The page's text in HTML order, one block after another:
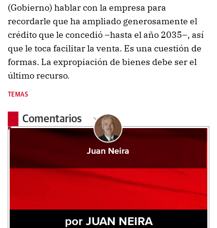
(Gobierno) hablar con la empresa para
recordarle que ha ampliado generosamente el
crédito que le concedió –hasta el año 2035–, así
que le toca facilitar la venta. Es una cuestión de
formas. La expropiación de bienes debe ser el
último recurso.
TEMAS
Comentarios
Juan Neira
por JUAN NEIRA